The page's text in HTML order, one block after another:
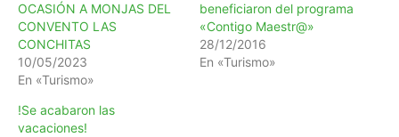
OCASIÓN A MONJAS DEL
CONVENTO LAS
CONCHITAS
10/05/2023
En «Turismo»
beneficiaron del programa
«Contigo Maestr@»
28/12/2016
En «Turismo»
!Se acabaron las
vacaciones!